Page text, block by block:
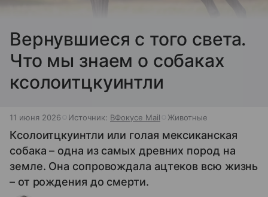
Вернувшиеся с того света.
Что мы знаем о собаках
ксолоитцкуинтли
11 июня 2026 Источник: ВФокусе Mail Животные
Кcoлоитцкуинтли или голая мексиканская
собака – одна из самых древних пород на
земле. Она сопровождала ацтеков всю жизнь
– от рождения до смерти.